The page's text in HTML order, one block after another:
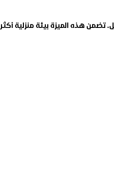
هذه الميزة بيئة منزلية أكثر